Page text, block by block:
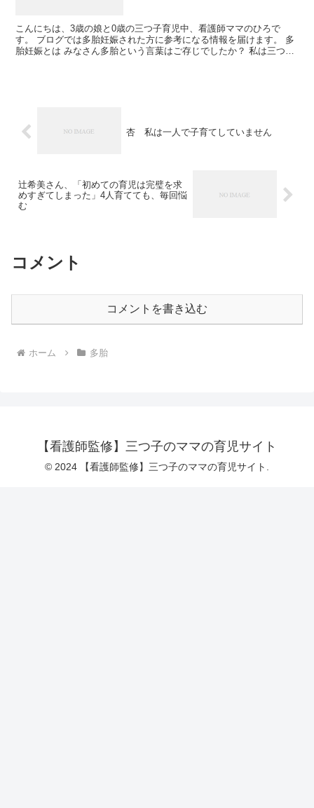
こんにちは、3歳の娘と0歳の三つ子育児中、看護師ママのひろで
す。 ブログでは多胎妊娠された方に参考になる情報を届けます。 多
胎妊娠とは みなさん多胎という言葉はご存じでしたか？ 私は三つ子
杏 私は一人で子育てしていません
辻希美さん、「初めての育児は完璧を求
めすぎてしまった」4人育てても、毎回悩
む
コメント
コメントを書き込む
ホーム 多胎
【看護師監修】三つ子のママの育児サイト
© 2024 【看護師監修】三つ子のママの育児サイト.